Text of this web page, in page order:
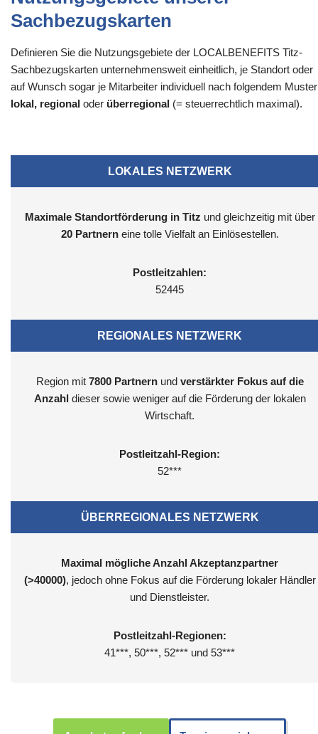
Sachbezugskarten
Definieren Sie die Nutzungsgebiete der LOCALBENEFITS Titz-
Sachbezugskarten unternehmensweit einheitlich, je Standort oder
auf Wunsch sogar je Mitarbeiter individuell nach folgendem
lokal, regional oder überregional (= steuerrechtlich maximal).
LOKALES NETZWERK
Maximale Standortförderung in Titz und gleichzeitig mit über
20 Partnerneine tolle Vielfalt an Einlösestellen.
Postleitzahlen:
52445
REGIONALES NETZWERK
Region mit 7800 Partnernund verstärkter Fokus auf die
Anzahl dieser sowie weniger auf die Förderung der lokalen
Wirtschaft.
Postleitzahl-Region:
52***
ÜBERREGIONALES NETZWERK
Maximal mögliche Anzahl Akzeptanzpartner
(>40000), jedoch ohne Fokus auf die Förderung lokaler Händler
und Dienstleister.
Postleitzahl-Regionen:
41***, 50***, 52*** und 53***